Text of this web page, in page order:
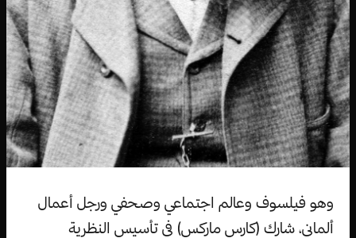
وهو فيلسوف وعالم اجتماعي وصحفي ورجل أعمال
ألماني، شارك (كارس ماركس) في تأسيس النظرية